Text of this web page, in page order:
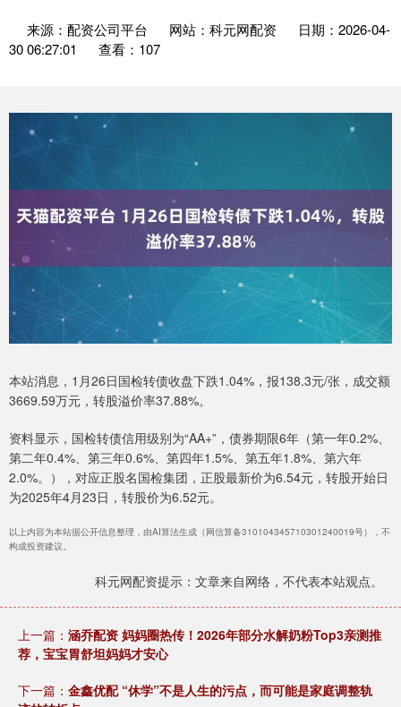
来源：配资公司平台 网站：科元网配资
日期：2026-04-
30 06:27:01
查看：107
本站消息，1月26日国检转债收盘下跌1.04%，报138.3元/张，成交额
3669.59万元，转股溢价率37.88%。
资料显示，国检转债信用级别为“AA+”，债券期限6年（第一年0.2%、
第二年0.4%、第三年0.6%、第四年1.5%、第五年1.8%、第六年
2.0%。），对应正股名国检集团，正股最新价为6.54元，转股开始日
为2025年4月23日，转股价为6.52元。
以上内容为本站据公开信息整理，由AI算法生成（网信算备310104345710301240019号），不
构成投资建议。
科元网配资提示：文章来自网络，不代表本站观点。
上一篇： 涵乔配资 妈妈圈热传！2026年部分水解奶粉Top3亲测推
荐，宝宝胃舒坦妈妈才安心
下一篇： 金鑫优配 “休学”不是人生的污点，而可能是家庭调整轨